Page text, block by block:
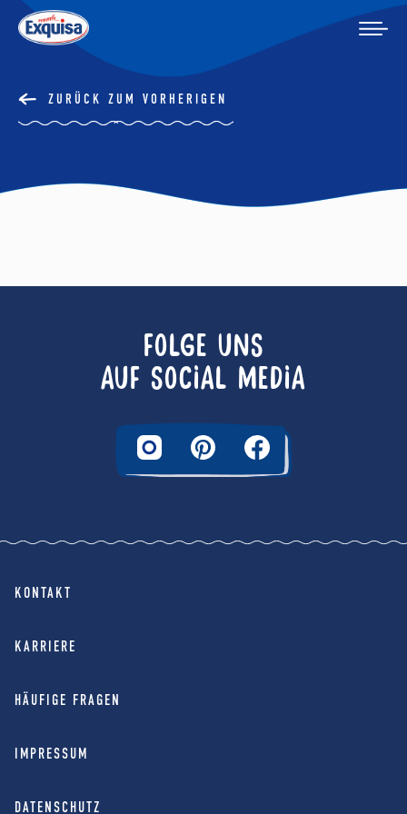
ZURÜCK ZUM VORHERIGEN
FOLGE UNS
AUF SOCIAL MEDIA
KONTAKT
KARRIERE
HÄUFIGE FRAGEN
IMPRESSUM
DATENSCHUTZ